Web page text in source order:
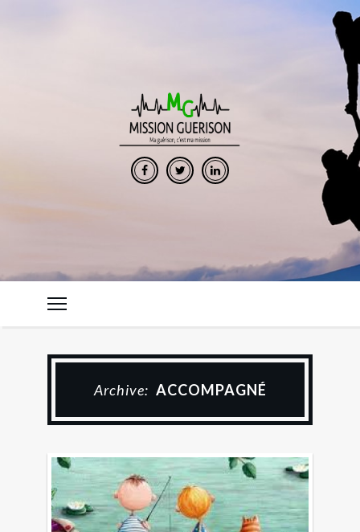
Archive: ACCOMPAGNÉ